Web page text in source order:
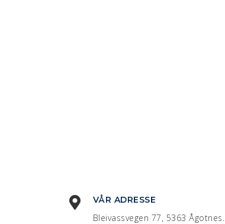
VÅR ADRESSE
Bleivassvegen 77, 5363 Ågotnes.